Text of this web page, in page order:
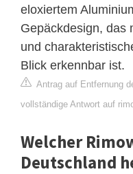
eloxiertem
Gepäckdesign, das
und
Blick erkennbar ist.
Antrag auf Entfernung
vollständige Antwort auf
Welcher
Deutschland